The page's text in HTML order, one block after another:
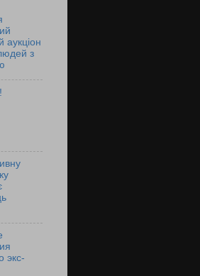
аукціон
з
экс-